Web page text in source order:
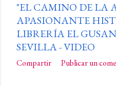
"EL CAMINO DE LA
APASIONANTE
LIBRERÍA EL
SEVILLA - VIDEO
Compartir Publicar un